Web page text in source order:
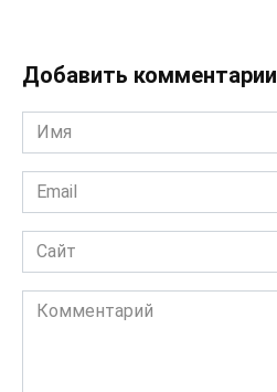
Добавить комментарии
Имя
*
Email
*
Сайт
Комментарий